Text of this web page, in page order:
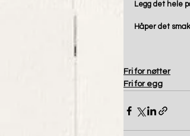
Legg det hele
Håper det
Fri for nøtter
Fri for egg